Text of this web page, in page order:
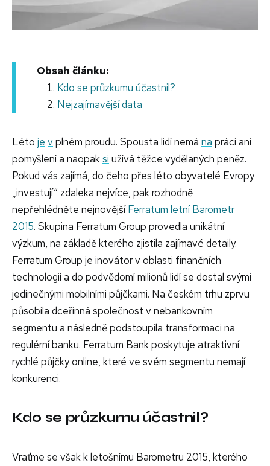
Obsah článku:
Kdo se průzkumu účastnil?
Nejzajímavější data
Léto je v plném proudu. Spousta lidí nemá na práci ani
pomyšlení a naopaksi užívá těžce vydělaných peněz.
Pokud vás zajímá, do čeho přes léto obyvatelé Evropy
„investují“ zdaleka nejvíce, pak rozhodně
nepřehlédněte nejnovějšíFerratum letní Barometr
2015. Skupina Ferratum Group provedla unikátní
výzkum, na základě kterého zjistila zajímavé detaily.
Ferratum Group je inovátor v oblasti finančních
technologií a do podvědomí milionů lidí se dostal svými
jedinečnými mobilními půjčkami. Na českém trhu zprvu
působila dceřinná společnost v nebankovním
segmentu a následně podstoupila transformaci na
regulérní banku. Ferratum Bank poskytuje atraktivní
rychlé půjčky online, které ve svém segmentu nemají
konkurenci.
Kdo se průzkumu účastnil?
Vraťme se však k letošnímu Barometru 2015, kterého